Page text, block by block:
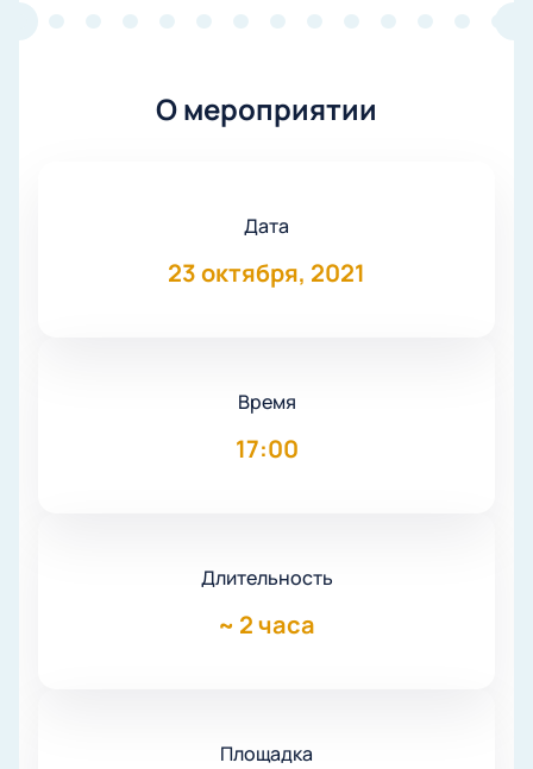
О мероприятии
Дата
23 октября, 2021
Время
17:00
Длительность
~ 2 часа
Площадка